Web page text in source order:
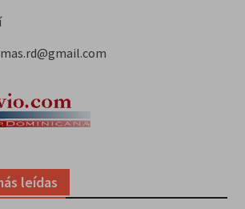
leídas